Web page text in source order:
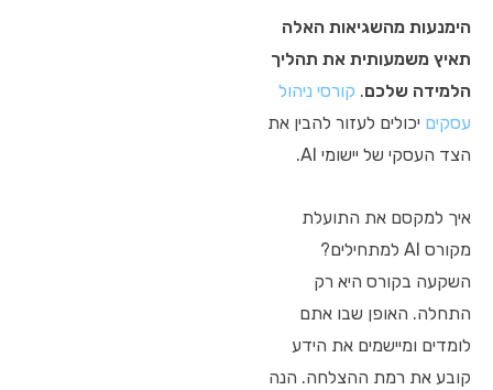
הימנעות מהשגיאות האלה
תאיץ משמעותית את תהליך
הלמידה שלכם. קורסי ניהול
עסקים יכולים לעזור להבין את
הצד העסקי של יישומי AI.
איך למקסם את התועלת
מקורס AI למתחילים?
השקעה בקורס היא רק
התחלה. האופן שבו אתם
לומדים ומיישמים את הידע
קובע את רמת ההצלחה. הנה